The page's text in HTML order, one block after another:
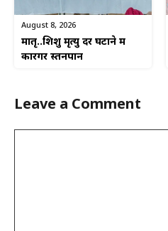
August 8, 2026
मातृ..शिशु मृत्यु दर घटाने में
कारगर स्तनपान
Leave a Comment